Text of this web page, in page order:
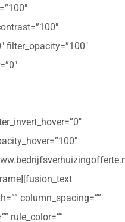
filter_opacity=”100″
column_spacing=””
rule_color=””